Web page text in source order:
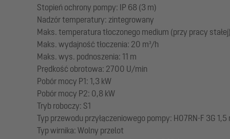
Stopień ochrony pompy: IP 68 (3 m)
Nadzór temperatury: zintegrowany
Maks. temperatura tłoczonego medium (przy pracy
Maks. wydajność tłoczenia: 20 m³/h
Maks. wys. podnoszenia: 11 m
Prędkość obrotowa: 2700 U/min
Pobór mocy P1: 1,3 kW
Pobór mocy P2: 0,8 kW
Tryb roboczy: S1
Typ przewodu przyłączeniowego pompy: H07RN-F 3G 1,5
Typ wirnika: Wolny przelot